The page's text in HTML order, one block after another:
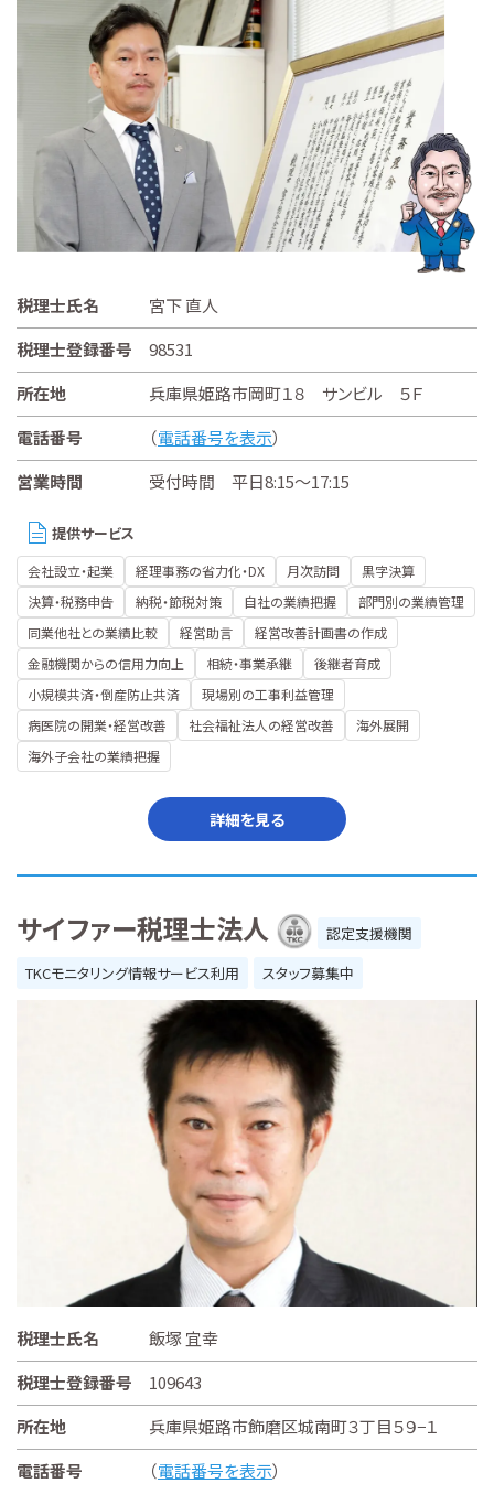
税理士氏名
宮下 直人
税理士登録番号
98531
所在地
兵庫県姫路市岡町１８ サンビル ５Ｆ
電話番号
（電話番号を表示）
営業時間
受付時間 平日8:15～17:15
提供サービス
会社設立・起業 経理事務の省力化・DX 月次訪問
黒字決算
決算・税務申告
納税・節税対策 自社の業績把握
部門別の業績管理
同業他社との業績比較
経営助言
経営改善計画書の作成
金融機関からの信用力向上
相続・事業承継
後継者育成
小規模共済・倒産防止共済
現場別の工事利益管理
病医院の開業・経営改善
社会福祉法人の経営改善
海外展開
海外子会社の業績把握
詳細を見る
サイファー税理士法人
認定支援機関
TKCモニタリング情報サービス利用
スタッフ募集中
税理士氏名
飯塚 宜幸
税理士登録番号
109643
所在地
兵庫県姫路市飾磨区城南町３丁目５９−１
電話番号
（電話番号を表示）